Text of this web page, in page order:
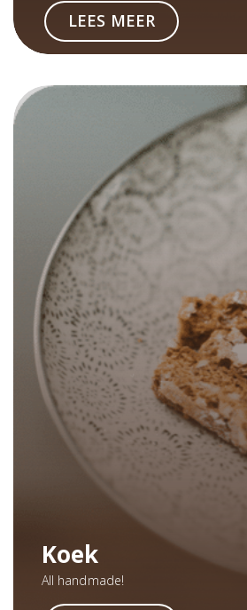
LEES MEER
Koek
All handmade!